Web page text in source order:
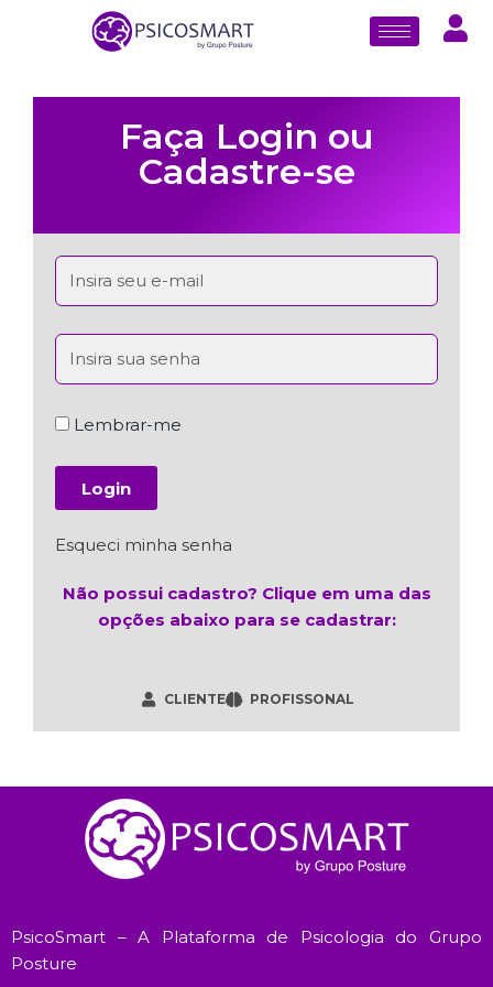
Faça Login ou
Cadastre-se
Lembrar-me
Login
Esqueci minha senha
Não possui cadastro? Clique em uma das
opções abaixo para se cadastrar:
CLIENTE PROFISSONAL
PsicoSmart – A Plataforma de Psicologia do Grupo
Posture